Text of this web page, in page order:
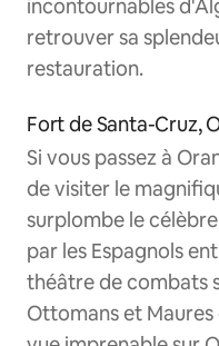
incontournables
retrouver sa
restauration.
Fort de Santa-Cruz,
Si vous passez à
de visiter le
surplombe le
par les Espagnols
théâtre de combats
Ottomans et